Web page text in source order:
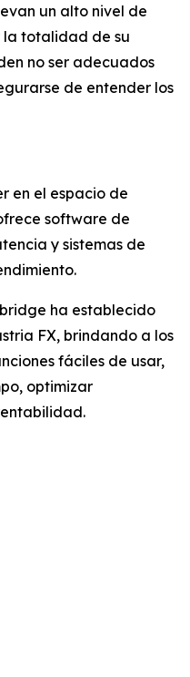
un alto nivel de
la totalidad de su
no ser adecuados
de entender los
en el espacio de
software de
y sistemas de
ha establecido
FX, brindando a los
fáciles de usar,
optimizar